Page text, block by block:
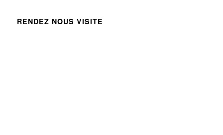
RENDEZ NOUS VISITE